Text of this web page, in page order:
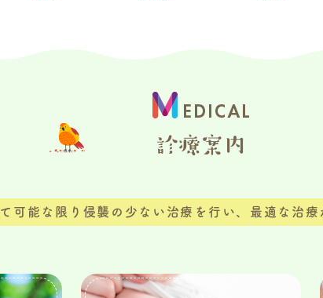
診療案内
可能な限り侵襲の少ない治療を行い、最適な治療